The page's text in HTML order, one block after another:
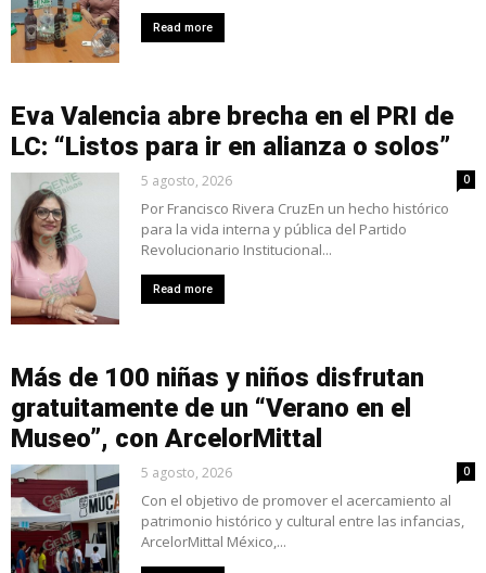
Read more
Eva Valencia abre brecha en el PRI de
LC: “Listos para ir en alianza o solos”
5 agosto, 2026 0
Por Francisco Rivera CruzEn un hecho histórico
para la vida interna y pública del Partido
Revolucionario Institucional...
Read more
Más de 100 niñas y niños disfrutan
gratuitamente de un “Verano en el
Museo”, con ArcelorMittal
5 agosto, 2026 0
Con el objetivo de promover el acercamiento al
patrimonio histórico y cultural entre las infancias,
ArcelorMittal México,...